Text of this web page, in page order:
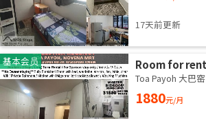
17天前更新
基本会员
Room for rent
NOVENA
1pax stay /
Toa Payoh 大巴窑
1880元/月